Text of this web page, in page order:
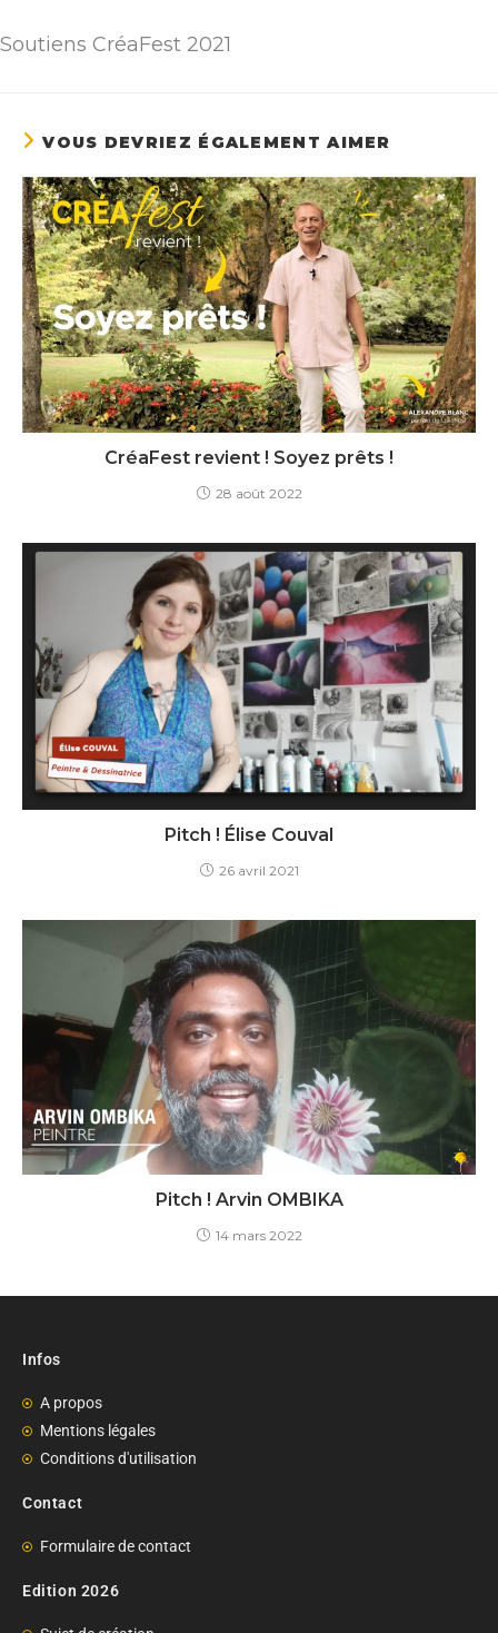
Soutiens CréaFest 2021
VOUS DEVRIEZ ÉGALEMENT AIMER
CréaFest revient ! Soyez prêts !
28 août 2022
Pitch ! Élise Couval
26 avril 2021
Pitch ! Arvin OMBIKA
14 mars 2022
Infos
A propos
Mentions légales
Conditions d'utilisation
Contact
Formulaire de contact
Edition 2026